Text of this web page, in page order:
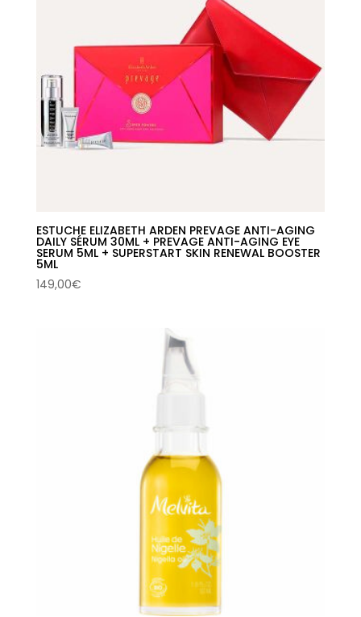
ESTUCHE ELIZABETH ARDEN PREVAGE ANTI-AGING
DAILY SÉRUM 30ML + PREVAGE ANTI-AGING EYE
SERUM 5ML + SUPERSTART SKIN RENEWAL BOOSTER
5ML
149,00€